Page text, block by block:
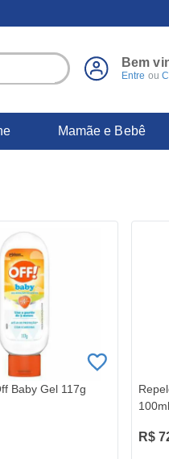
Bem
Entre ou
Mamãe e Bebê
Baby Gel 117g
100ml
R$